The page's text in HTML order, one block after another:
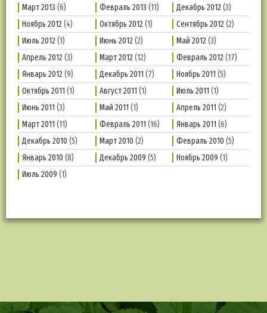
Март 2013 (6) Февраль 2013 (11) Декабрь 2012(3)
Ноябрь 2012(4) Октябрь 2012(1) Сентябрь 2012(2)
Июль 2012(1) Июнь 2012(2) Май 2012(3)
Апрель 2012(3) Март 2012(12) Февраль 2012(17)
Январь 2012(9) Декабрь 2011 (7) Ноябрь 2011 (5)
Октябрь 2011 (1) Август 2011 (1) Июль 2011 (1)
Июнь 2011 (3) Май 2011 (1) Апрель 2011 (2)
Март 2011 (11) Февраль 2011 (16) Январь 2011 (6)
Декабрь 2010 (5) Март 2010 (2) Февраль 2010 (5)
Январь 2010 (8) Декабрь 2009 (5) Ноябрь 2009 (1)
Июль 2009 (1)